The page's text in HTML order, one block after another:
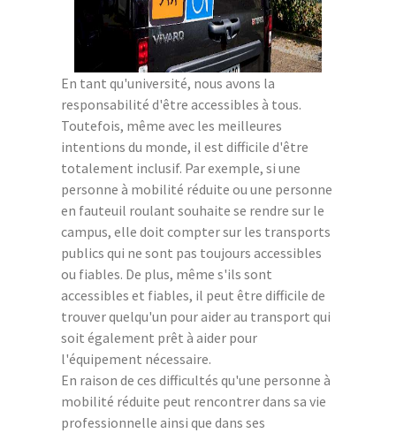
En tant qu'université, nous avons la
responsabilité d'être accessibles à tous.
Toutefois, même avec les meilleures
intentions du monde, il est difficile d'être
totalement inclusif. Par exemple, si une
personne à mobilité réduite ou une personne
en fauteuil roulant souhaite se rendre sur le
campus, elle doit compter sur les transports
publics qui ne sont pas toujours accessibles
ou fiables. De plus, même s'ils sont
accessibles et fiables, il peut être difficile de
trouver quelqu'un pour aider au transport qui
soit également prêt à aider pour
l'équipement nécessaire.
En raison de ces difficultés qu'une personne à
mobilité réduite peut rencontrer dans sa vie
professionnelle ainsi que dans ses